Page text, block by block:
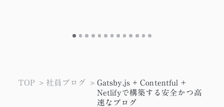
TOP 社員ブログ
Gatsby.js + Contentful +
Netlifyで構築する安全かつ高
速なブログ